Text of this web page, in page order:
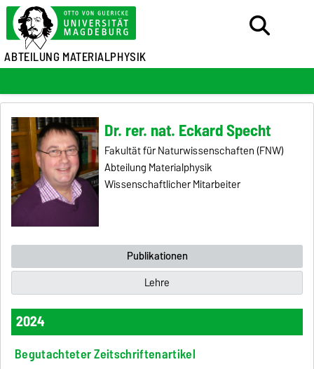
ABTEILUNG MATERIALPHYSIK
Dr. rer. nat. Eckard Specht
Fakultät für Naturwissenschaften (FNW)
Abteilung Materialphysik
Wissenschaftlicher Mitarbeiter
Publikationen
Lehre
2024
Begutachteter Zeitschriftenartikel